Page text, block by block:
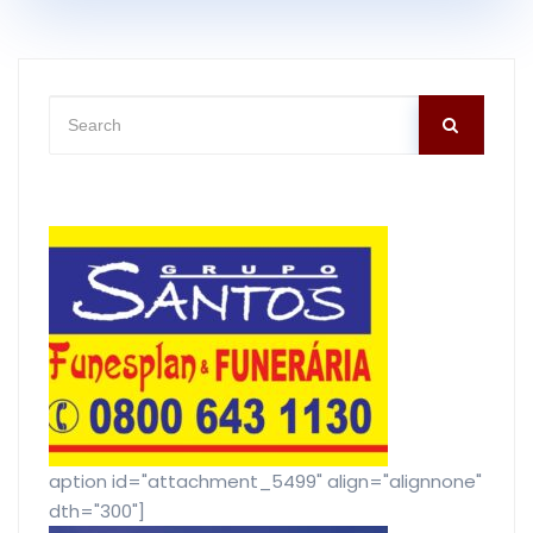
[caption id="attachment_5499" align="alignnone"
width="300"]